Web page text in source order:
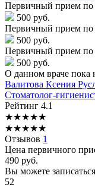
Первичный прием по
500 руб.
Первичный прием по
500 руб.
Первичный прием по
500 руб.
О данном враче пока
Валитова Ксения
Стоматолог-
Рейтинг 4.1
★★★★★
★★★★★
Отзывов 1
Цена первичного
490 руб.
Вы можете
52